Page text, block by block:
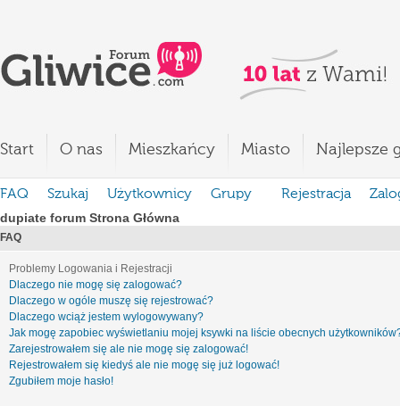
Start O nas Mieszkańcy Miasto Najlepsze
FAQ Szukaj Użytkownicy Grupy Rejestracja
dupiate forum Strona Główna
FAQ
Problemy Logowania i Rejestracji
Dlaczego nie mogę się zalogować?
Dlaczego w ogóle muszę się rejestrować?
Dlaczego wciąż jestem wylogowywany?
Jak mogę zapobiec wyświetlaniu mojej ksywki na liście obecnych
Zarejestrowałem się ale nie mogę się zalogować!
Rejestrowałem się kiedyś ale nie mogę się już logować!
Zgubiłem moje hasło!